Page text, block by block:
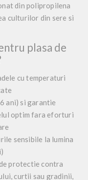
din polipropilena
culturilor din sere si
plasa de
cu temperaturi
ani) si garantie
optim fara eforturi
sensibile la lumina
protectie contra
curtii sau gradinii,